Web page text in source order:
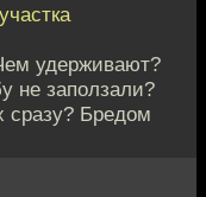
удерживают?
не заползали?
сразу? Бредом